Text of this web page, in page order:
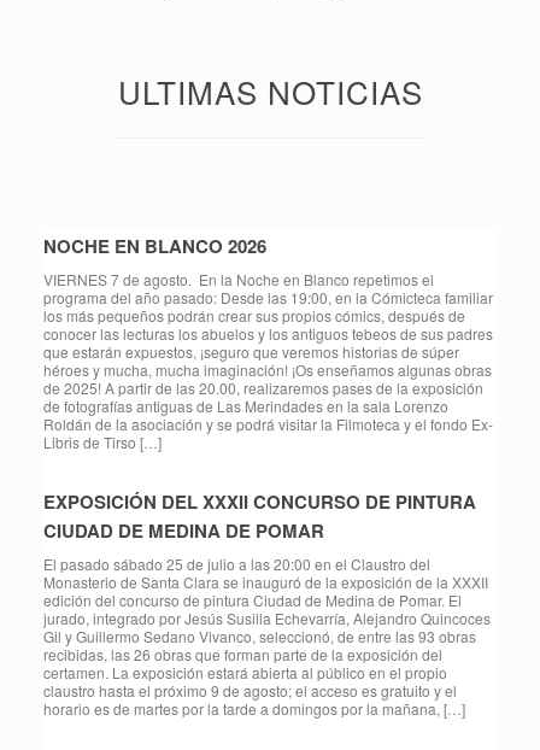
ULTIMAS NOTICIAS
NOCHE EN BLANCO 2026
VIERNES 7 de agosto. En la Noche en Blanco repetimos el
programa del año pasado: Desde las 19:00, en la Cómicteca familiar
los más pequeños podrán crear sus propios cómics, después de
conocer las lecturas los abuelos y los antiguos tebeos de sus padres
que estarán expuestos, ¡seguro que veremos historias de súper
héroes y mucha, mucha imaginación! ¡Os enseñamos algunas obras
de 2025! A partir de las 20.00, realizaremos pases de la exposición
de fotografías antiguas de Las Merindades en la sala Lorenzo
Roldán de la asociación y se podrá visitar la Filmoteca y el fondo Ex-
Libris de Tirso […]
EXPOSICIÓN DEL XXXII CONCURSO DE PINTURA
CIUDAD DE MEDINA DE POMAR
El pasado sábado 25 de julio a las 20:00 en el Claustro del
Monasterio de Santa Clara se inauguró de la exposición de la XXXII
edición del concurso de pintura Ciudad de Medina de Pomar. El
jurado, integrado por Jesús Susilla Echevarría, Alejandro Quincoces
Gil y Guillermo Sedano Vivanco, seleccionó, de entre las 93 obras
recibidas, las 26 obras que forman parte de la exposición del
certamen. La exposición estará abierta al público en el propio
claustro hasta el próximo 9 de agosto; el acceso es gratuito y el
horario es de martes por la tarde a domingos por la mañana, […]